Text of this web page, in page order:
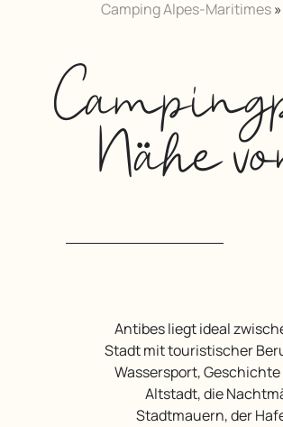
Camping Alpes-Maritimes»
Nähe
Antibes liegt ideal zwischen Meer und Bergen und ist eine
Stadt mit touristischer
Wassersport,
Altstadt, die
Stadtmauern, der